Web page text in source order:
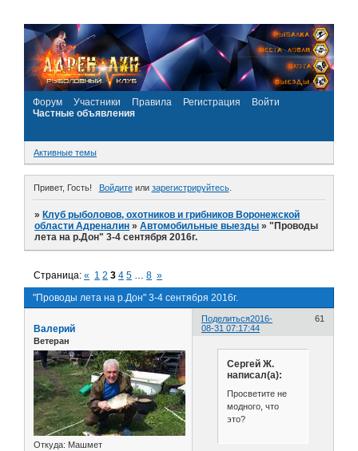
Форум Участники Правила Регистрация
Войти
Частные объявления
Активные темы
Привет, Гость! Войдитеили зарегистрируйтесь.
»Клуб рыболовов, охотников и грибников Воронежской
области Адреналин »Автомобильные выезды »"Проводы
лета на р.Дон" 3-4 сентября 2016г.
"Проводы лета на р.Дон" 3-4 сентября 2016г.
Страница:« 1 2 3 4 5 … 8 »
Поделиться 61
2016-
08-31 07:17:44
Валерий
Ветеран
Откуда: Машмет
Сергей Ж.
написал(а):
Просветите не
модного, что
это?